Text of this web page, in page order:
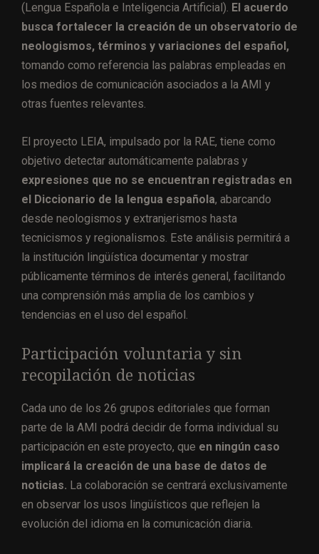
(Lengua Española e Inteligencia Artificial). El acuerdo
busca fortalecer la creación de un observatorio de
neologismos, términos y variaciones del español,
tomando como referencia las palabras empleadas en
los medios de comunicación asociados a la AMI y
otras fuentes relevantes.
El proyecto LEIA, impulsado por la RAE, tiene como
objetivo detectar automáticamente palabras y
expresiones que no se encuentran registradas en
el
Diccionario de la lengua española, abarcando
desde neologismos y extranjerismos hasta
tecnicismos y regionalismos. Este análisis permitirá a
la institución lingüística documentar y mostrar
públicamente términos de interés general, facilitando
una comprensión más amplia de los cambios y
tendencias en el uso del español.
Participación voluntaria y sin
recopilación de noticias
Cada uno de los 26 grupos editoriales que forman
parte de la AMI podrá decidir de forma individual su
participación en este proyecto, que en ningún caso
implicará la creación de una base de datos de
noticias. La colaboración se centrará exclusivamente
en observar los usos lingüísticos que reflejen la
evolución del idioma en la comunicación diaria.